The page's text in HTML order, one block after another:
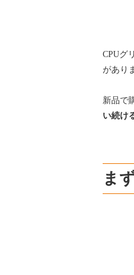
CPUグ
があり
新品で
い続け
ま